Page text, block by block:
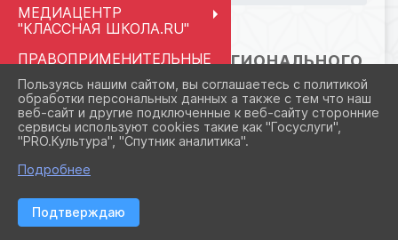
МЕДИАЦЕНТР
"КЛАССНАЯ ШКОЛА.RU"
ПРАВОПРИМЕНИТЕЛЬНЫЕ
ПРОЦЕДУРЫ
СВЕДЕНИЯ ОБ
ОРГАНИЗАЦИИ ОТДЫХА
ДЕТЕЙ И ИХ
ОЗДОРОВЛЕНИЯ
СОТРУДНИКАМ
ШКОЛЬНЫЙ
⭐ШКОЛЬНЫЙ ЭТАП РЕГИОНАЛЬНОГО
ФЕСТИВАЛЯ ДЕТСКОГО
ТЕАТРАЛЬНОГО ТВОРЧЕСТВА
«ВОЛШЕБНАЯ РАМПА»⭐
Пользуясь нашим сайтом, вы соглашаетесь с политикой
обработки персональных данных а также с тем что наш
веб-сайт и другие подключенные к веб-сайту сторонние
сервисы используют cookies такие как "Госуслуги",
"PRO.Культура", "Спутник аналитика".
Подробнее
Подтверждаю